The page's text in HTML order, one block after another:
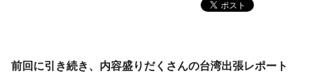
前回に引き続き、内容盛りだくさんの台湾出張レポート